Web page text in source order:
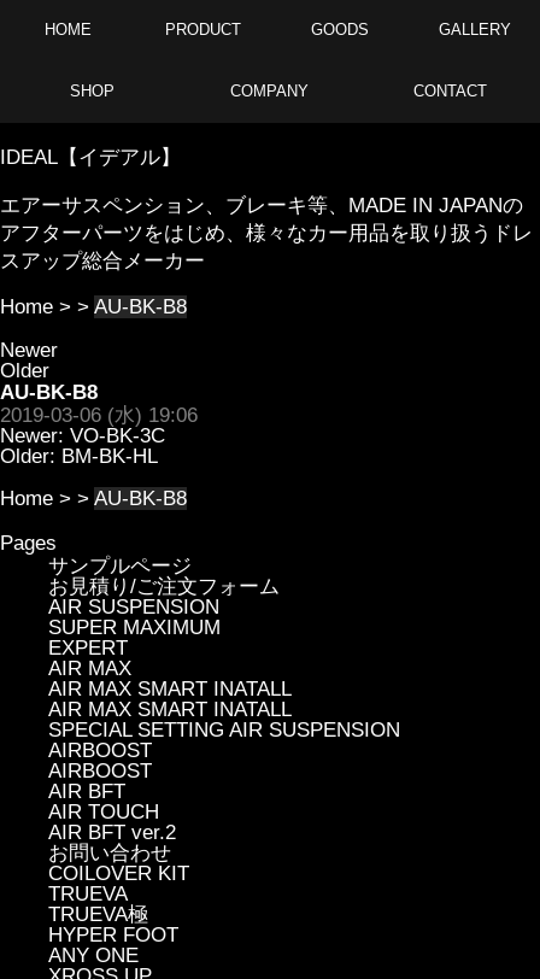
HOME PRODUCT GOODS GALLERY
SHOP COMPANY CONTACT
IDEAL【イデアル】
エアーサスペンション、ブレーキ等、MADE IN JAPANの
アフターパーツをはじめ、様々なカー用品を取り扱うドレ
スアップ総合メーカー
Home > > AU-BK-B8
Newer
Older
AU-BK-B8
2019-03-06 (水) 19:06
Newer: VO-BK-3C
Older: BM-BK-HL
Home > > AU-BK-B8
Pages
サンプルページ
お見積り/ご注文フォーム
AIR SUSPENSION
SUPER MAXIMUM
EXPERT
AIR MAX
AIR MAX SMART INATALL
AIR MAX SMART INATALL
SPECIAL SETTING AIR SUSPENSION
AIRBOOST
AIRBOOST
AIR BFT
AIR TOUCH
AIR BFT ver.2
お問い合わせ
COILOVER KIT
TRUEVA
TRUEVA極
HYPER FOOT
ANY ONE